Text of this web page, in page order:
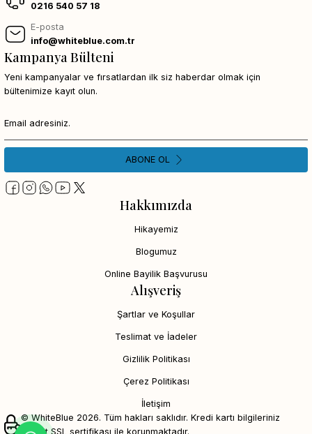
0216 540 57 18
E-posta
info@whiteblue.com.tr
Hakkımızda
Hikayemiz
Blogumuz
Online Bayilik Başvurusu
Alışveriş
Şartlar ve Koşullar
Teslimat ve İadeler
Gizlilik Politikası
Çerez Politikası
İletişim
Kampanya Bülteni
Yeni kampanyalar ve fırsatlardan ilk siz haberdar olmak için
bültenimize kayıt olun.
ABONE OL
© WhiteBlue 2026. Tüm hakları saklıdır. Kredi kartı bilgileriniz
256bit SSL sertifikası ile korunmaktadır.